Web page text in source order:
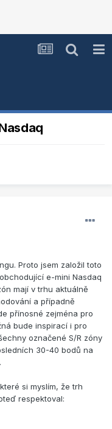
Proto jsem založil toto
e-mini Nasdaq
mají v trhu aktuálně
a případně
přínosné zejména pro
bude inspirací i pro
označené S/R zóny
30-40 bodů na
si myslím, že trh
respektoval: